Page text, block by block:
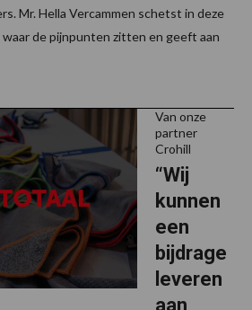
Mr. Hella Vercammen schetst in deze
de pijnpunten zitten en geeft aan
Van onze
partner
Crohill
“Wij
kunnen
een
bijdrage
leveren
aan